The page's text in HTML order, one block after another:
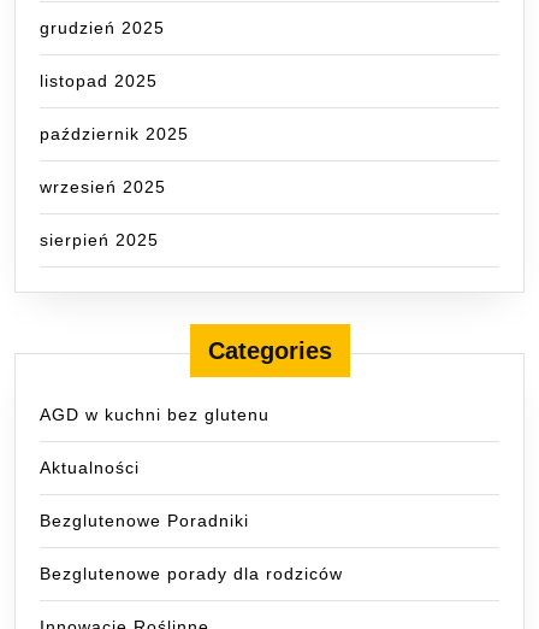
grudzień 2025
listopad 2025
październik 2025
wrzesień 2025
sierpień 2025
Categories
AGD w kuchni bez glutenu
Aktualności
Bezglutenowe Poradniki
Bezglutenowe porady dla rodziców